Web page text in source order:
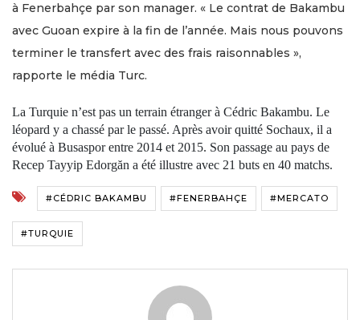
à Fenerbahçe par son manager. « Le contrat de Bakambu
avec Guoan expire à la fin de l’année. Mais nous pouvons
terminer le transfert avec des frais raisonnables »,
rapporte le média Turc.
La Turquie n’est pas un terrain étranger à Cédric Bakambu. Le
léopard y a chassé par le passé. Après avoir quitté Sochaux, il a
évolué à Busaspor entre 2014 et 2015. Son passage au pays de
Recep Tayyip Edorgăn a été illustre avec 21 buts en 40 matchs.
#CÉDRIC BAKAMBU #FENERBAHÇE #MERCATO
#TURQUIE